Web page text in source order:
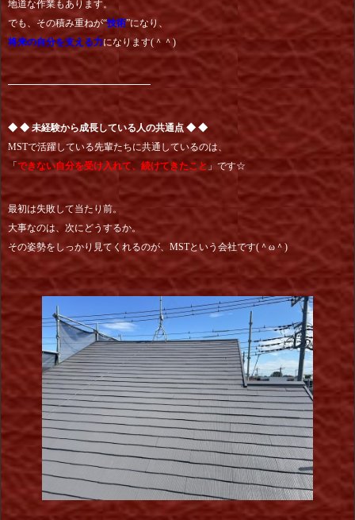
地道な作業もあります。
でも、その積み重ねが“技術”になり、
将来の自分を支える力になります(＾＾)
━━━━━━━━━━━━━━━
◆ ◆ 未経験から成長している人の共通点 ◆ ◆
MSTで活躍している先輩たちに共通しているのは、
「できない自分を受け入れて、続けてきたこと 」です☆
最初は失敗して当たり前。
大事なのは、次にどうするか。
その姿勢をしっかり見てくれるのが、MSTという会社です(＾ω＾)